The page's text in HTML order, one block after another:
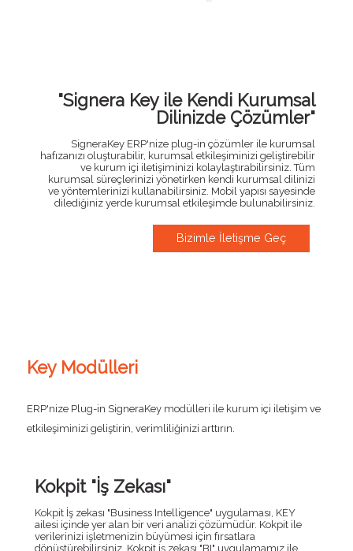
"Signera Key ile Kendi Kurumsal
Dilinizde Çözümler"
SigneraKey ERP'nize plug-in çözümler ile kurumsal
hafızanızı oluşturabilir, kurumsal etkileşiminizi geliştirebilir
ve kurum içi iletişiminizi kolaylaştırabilirsiniz. Tüm
kurumsal süreçlerinizi yönetirken kendi kurumsal dilinizi
ve yöntemlerinizi kullanabilirsiniz. Mobil yapısı sayesinde
dilediğiniz yerde kurumsal etkileşimde bulunabilirsiniz.
Bizimle İletişme Geç
Key Modülleri
ERP'nize Plug-in SigneraKey modülleri ile kurum içi iletişim ve
etkileşiminizi geliştirin, verimliliğinizi arttırın.
Kokpit "İş Zekası"
Kokpit İş zekası "Business Intelligence" uygulaması, KEY
ailesi içinde yer alan bir veri analizi çözümüdür. Kokpit ile
verilerinizi işletmenizin büyümesi için fırsatlara
dönüştürebilirsiniz. Kokpit iş zekası "BI" uygulamamız ile